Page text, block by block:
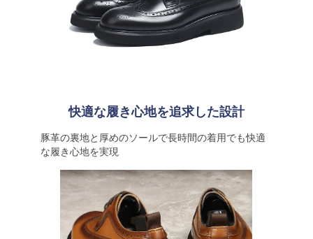
快適な履き心地を追求した設計
豚革の裏地と厚めのソールで長時間の着用でも快適
な履き心地を実現